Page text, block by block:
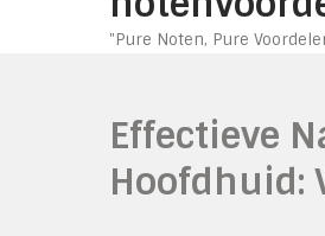
"Pure Noten, Pure
Effectieve
Hoofdhuid: